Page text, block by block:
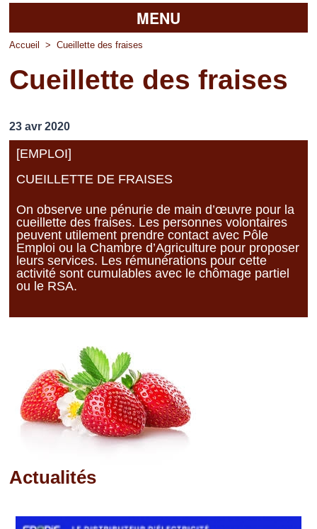
MENU
Accueil
La mairie
Vie pratique
Loisirs
Accueil > Cueillette des fraises
Cueillette des fraises
23 avr 2020
[EMPLOI]
CUEILLETTE DE FRAISES
On observe une pénurie de main d’œuvre pour la
cueillette des fraises. Les personnes volontaires
peuvent utilement prendre contact avec Pôle
Emploi ou la Chambre d’Agriculture pour proposer
leurs services. Les rémunérations pour cette
activité sont cumulables avec le chômage partiel
ou le RSA.
Actualités
Pages